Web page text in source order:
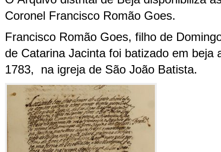
Coronel Francisco Romão Goes.
Francisco Romão Goes, filho de
de Catarina Jacinta foi batizado em beja
1783, na igreja de São João Batista.